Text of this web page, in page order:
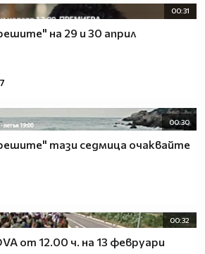
00:31
на 29 и 30 април
00:30
тази седмица очаквайте
00:32
от 12.00 ч. на 13 февруари